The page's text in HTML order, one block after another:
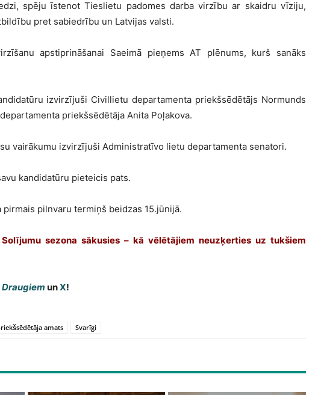
spēju īstenot Tieslietu padomes darba virzību ar skaidru vīziju,
pret sabiedrību un Latvijas valsti.
apstiprināšanai Saeimā pieņems AT plēnums, kurš sanāks
izvirzījuši Civillietu departamenta priekšsēdētājs Normunds
priekšsēdētāja Anita Poļakova.
vairākumu izvirzījuši Administratīvo lietu departamenta senatori.
kandidatūru pieteicis pats.
pilnvaru termiņš beidzas 15.jūnijā.
Solījumu sezona sākusies – kā vēlētājiem neuzķerties uz tukšiem
Draugiem unX!
amats Svarīgi